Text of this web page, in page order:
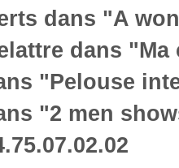
dans "A
dans
"Pelouse
"2 men